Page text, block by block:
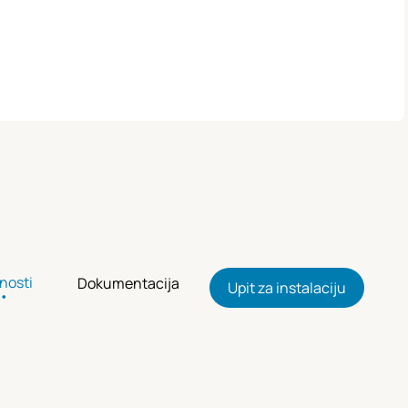
Dokumentacija Upit za instalaciju